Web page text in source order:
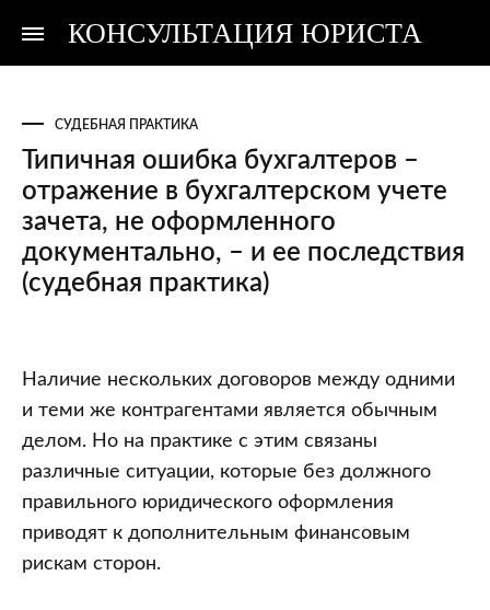
КОНСУЛЬТАЦИЯ ЮРИСТА
Консультация
Консультация
СУДЕБНАЯ ПРАКТИКА
Типичная ошибка бухгалтеров –
отражение в бухгалтерском учете
зачета, не оформленного
документально, – и ее последствия
(судебная практика)
Типичная
ошибка
бухгалтеров
–
отражение
в
бухгалтерском
Наличие нескольких договоров между одними
и теми же контрагентами является обычным
делом. Но на практике с этим связаны
различные ситуации, которые без должного
правильного юридического оформления
приводят к дополнительным финансовым
рискам сторон.